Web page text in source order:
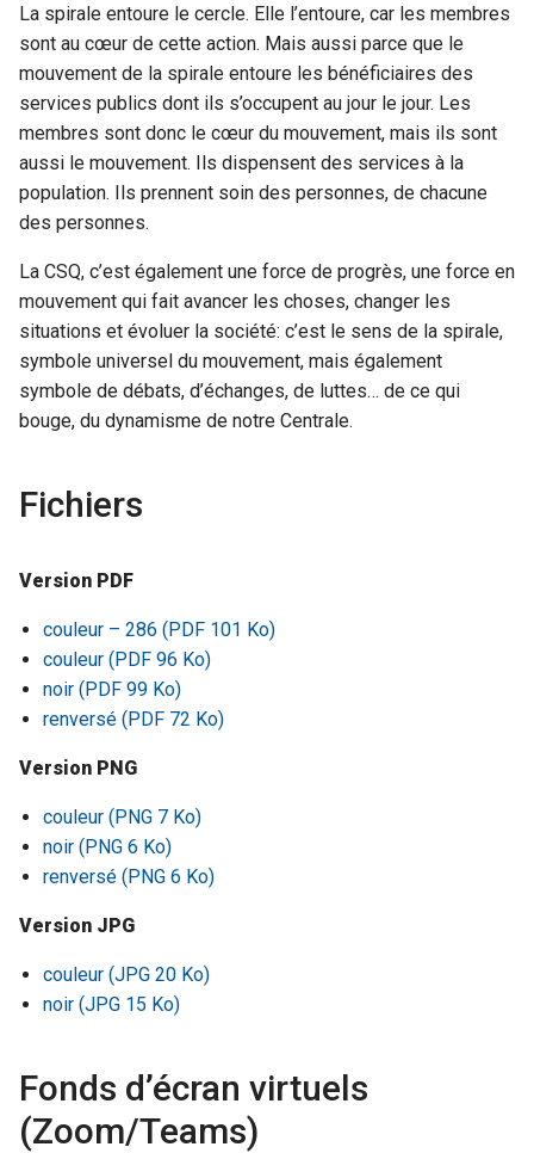
La spirale entoure le cercle. Elle l’entoure, car les membres
sont au cœur de cette action. Mais aussi parce que le
mouvement de la spirale entoure les bénéficiaires des
services publics dont ils s’occupent au jour le jour. Les
membres sont donc le cœur du mouvement, mais ils sont
aussi le mouvement. Ils dispensent des services à la
population. Ils prennent soin des personnes, de chacune
des personnes.
La CSQ, c’est également une force de progrès, une force en
mouvement qui fait avancer les choses, changer les
situations et évoluer la société: c’est le sens de la spirale,
symbole universel du mouvement, mais également
symbole de débats, d’échanges, de luttes… de ce qui
bouge, du dynamisme de notre Centrale.
Fichiers
Version PDF
couleur – 286 (PDF 101 Ko)
couleur (PDF 96 Ko)
noir (PDF 99 Ko)
renversé (PDF 72 Ko)
Version PNG
couleur (PNG 7 Ko)
noir (PNG 6 Ko)
renversé (PNG 6 Ko)
Version JPG
couleur (JPG 20 Ko)
noir (JPG 15 Ko)
Fonds d’écran virtuels
(Zoom/Teams)